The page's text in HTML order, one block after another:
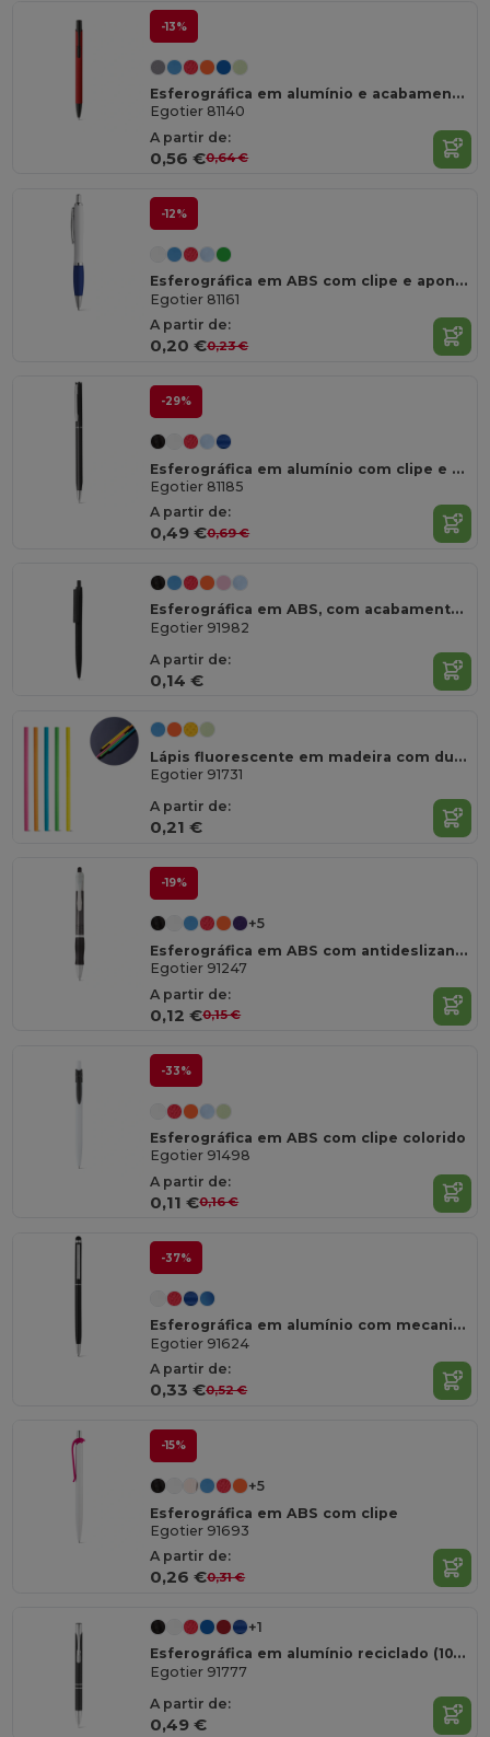
-13%
Esferográfica em alumínio e acabamento em borracha
Egotier 81140
A partir de:
0,56 €0,64 €
-12%
Esferográfica em ABS com clipe e apontamentos em metal
Egotier 81161
A partir de:
0,20 €0,23 €
-29%
Esferográfica em alumínio com clipe e mecanismo twist
Egotier 81185
A partir de:
0,49 €0,69 €
Esferográfica em ABS, com acabamento sólido brilhante
Egotier 91982
A partir de:
0,14 €
Lápis fluorescente em madeira com dureza HB
Egotier 91731
A partir de:
0,21 €
-19%
+5
Esferográfica em ABS com antideslizante
Egotier 91247
A partir de:
0,12 €0,15 €
-33%
Esferográfica em ABS com clipe colorido
Egotier 91498
A partir de:
0,11 €0,16 €
-37%
Esferográfica em alumínio com mecanismo twist e ponteira touch
Egotier 91624
A partir de:
0,33 €0,52 €
-15%
+5
Esferográfica em ABS com clipe
Egotier 91693
A partir de:
0,26 €0,31 €
+1
Esferográfica em alumínio reciclado (100% rAL)
Egotier 91777
A partir de:
0,49 €